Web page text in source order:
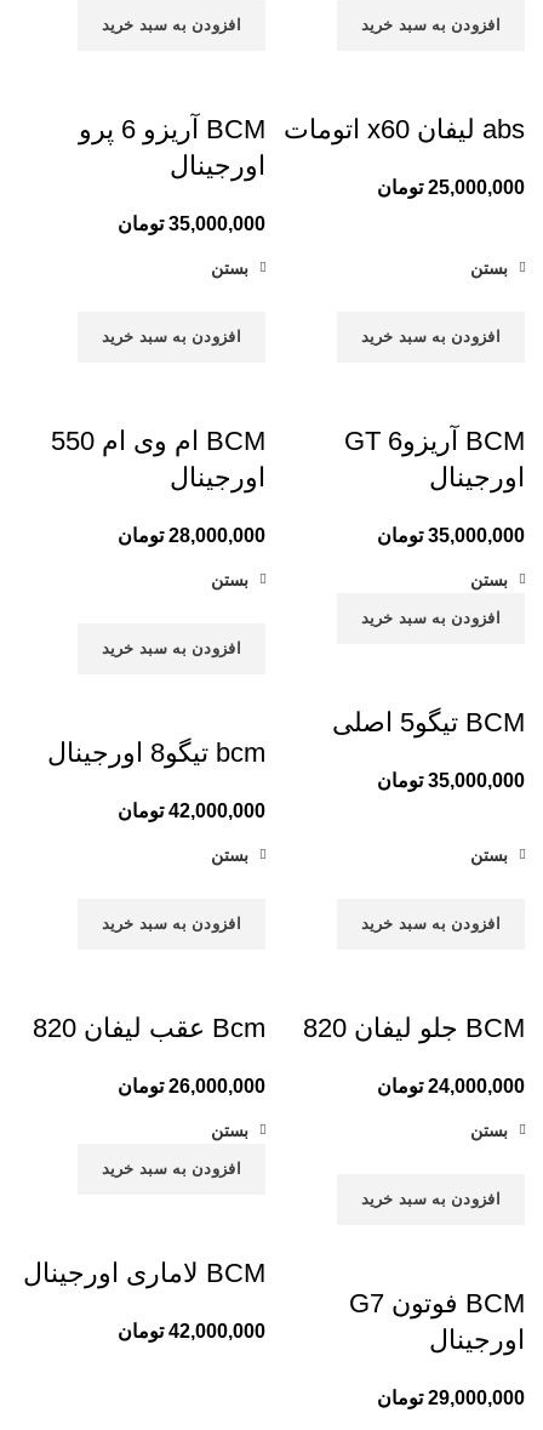
افزودن به سبد خرید
abs لیفان x60 اتومات
25,000,000 تومان
افزودن به سبد خرید
BCM آریزو 6 پرو
اورجینال
35,000,000 تومان
افزودن به سبد خرید
بستن
BCM آریزو6 GT
اورجینال
35,000,000 تومان
افزودن به سبد خرید
بستن
BCM ام وی ام 550
اورجینال
28,000,000 تومان
افزودن به سبد خرید
بستن
BCM تیگو5 اصلی
35,000,000 تومان
افزودن به سبد خرید
بستن
bcm تیگو8 اورجینال
42,000,000 تومان
افزودن به سبد خرید
بستن
BCM جلو لیفان 820
24,000,000 تومان
افزودن به سبد خرید
بستن
Bcm عقب لیفان 820
26,000,000 تومان
افزودن به سبد خرید
بستن
BCM فوتون G7
اورجینال
29,000,000 تومان
افزودن به سبد خرید
بستن
BCM لاماری اورجینال
42,000,000 تومان